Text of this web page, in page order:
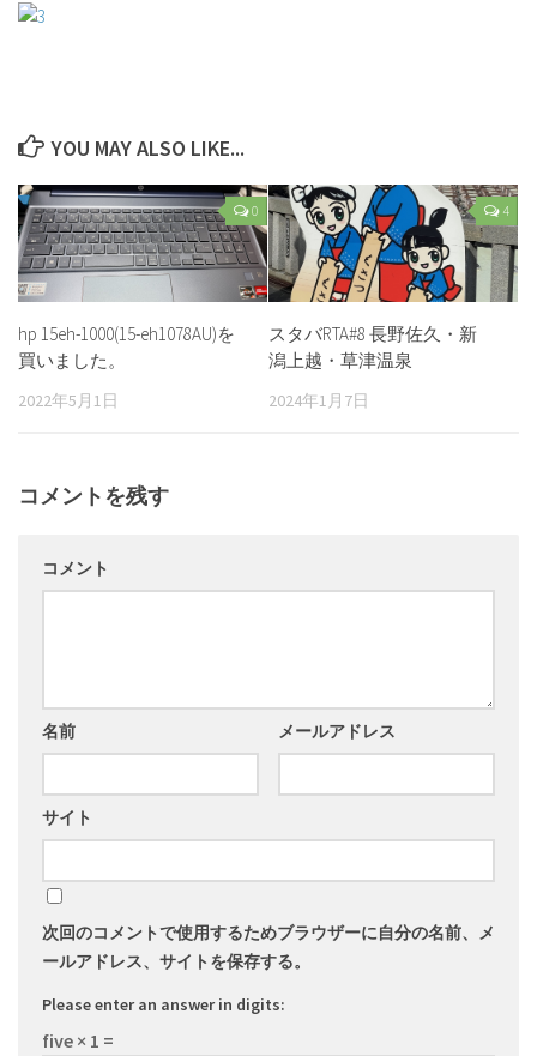
YOU MAY ALSO LIKE...
0
hp 15eh-1000(15-eh1078AU)を
買いました。
2022年5月1日
4
スタバRTA#8 長野佐久・新
潟上越・草津温泉
2024年1月7日
コメントを残す
コメント
名前 メールアドレス
サイト
次回のコメントで使用するためブラウザーに自分の名前、メ
ールアドレス、サイトを保存する。
Please enter an answer in digits:
five × 1 =